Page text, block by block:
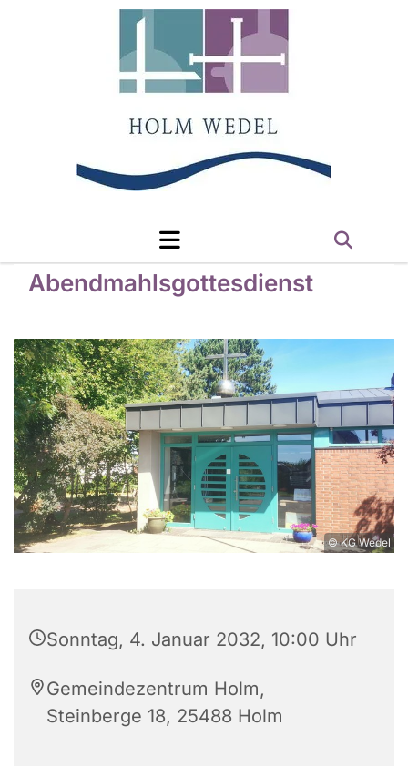
Abendmahlsgottesdienst
© KG Wedel
Sonntag, 4. Januar 2032, 10:00 Uhr
Gemeindezentrum Holm,
Steinberge 18, 25488 Holm